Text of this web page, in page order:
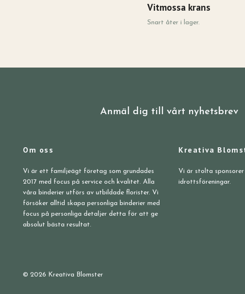
Vitmossa krans
Snart åter i lager.
Anmäl dig till vårt nyhetsbrev
Om oss
Vi är ett familjeägt företag som grundades
2017 med focus på service och kvalitet. Alla
våra binderier utförs av utbildade florister. Vi
försöker alltid skapa personliga binderier med
focus på personliga detaljer detta för att ge
absolut bästa resultat.
Kreativa
Vi är stolta
idrottsföreningar.
© 2026 Kreativa Blomster